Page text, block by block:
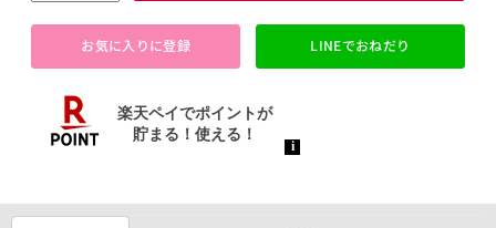
お気に入りに登録 LINEでおねだり